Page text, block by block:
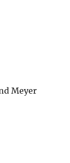
Meyer